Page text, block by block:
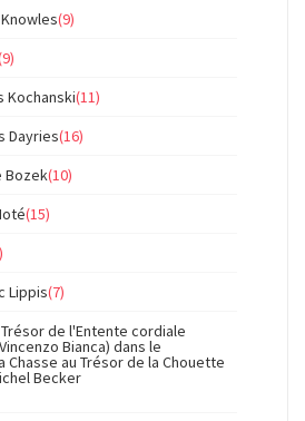
(9)
Kochanski(11)
Dayries(16)
Bozek(10)
(15)
Lippis(7)
Trésor de l'Entente cordiale
Bianca) dans le
au Trésor de la Chouette
Becker